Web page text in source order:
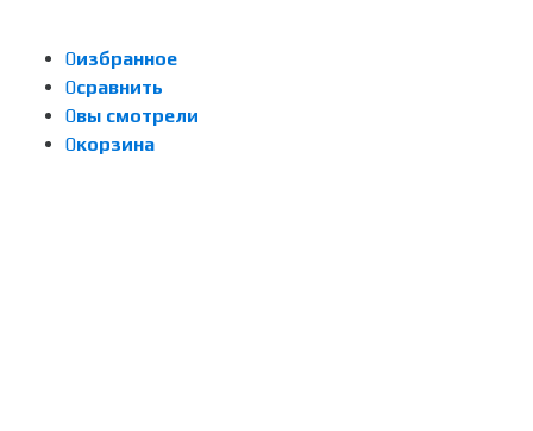
0избранное
0сравнить
0вы смотрели
0корзина